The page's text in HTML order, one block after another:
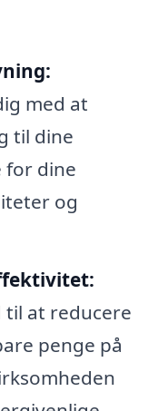
med at
til dine
for dine
og
at reducere
penge på